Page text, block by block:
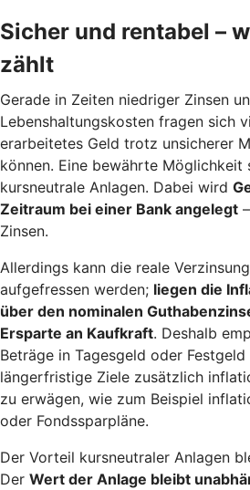
Sicher und rentabel –
zählt
Gerade in Zeiten niedriger Zinsen
Lebenshaltungskosten fragen sich
erarbeitetes Geld trotz unsicherer
können. Eine bewährte Möglichkeit
kursneutrale Anlagen. Dabei wird
Zeitraum bei einer Bank angelegt
Zinsen.
Allerdings kann die reale
aufgefressen werden; liegen die
über den nominalen
Ersparte an Kaufkraft. Deshalb
Beträge in Tagesgeld oder
längerfristige Ziele zusätzlich
zu erwägen, wie zum Beispiel
oder Fondssparpläne.
Der Vorteil kursneutraler Anlagen
Der Wert der Anlage bleibt